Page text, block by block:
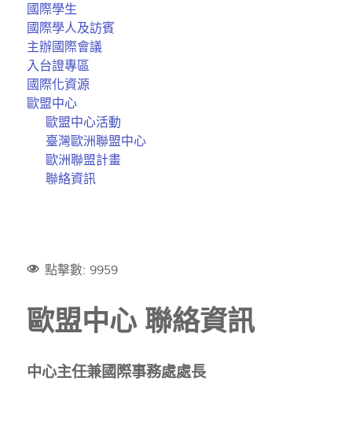
國際學生
國際學人及訪賓
主辦國際會議
入台證專區
國際化資源
歐盟中心
歐盟中心活動
臺灣歐洲聯盟中心
歐洲聯盟計畫
聯絡資訊
點擊數: 9959
歐盟中心 聯絡資訊
中心主任兼國際事務處處長